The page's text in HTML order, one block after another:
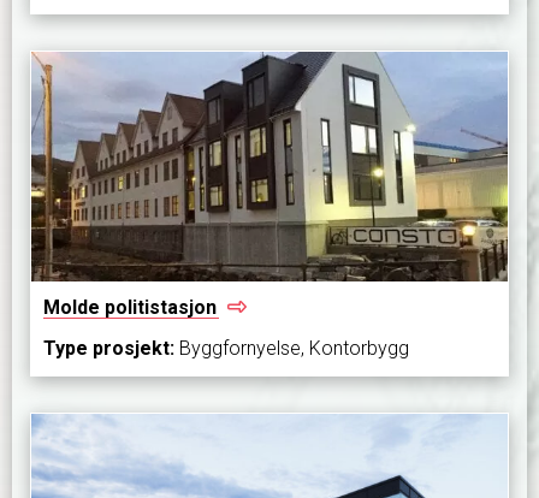
Molde politistasjon
Type prosjekt: Byggfornyelse, Kontorbygg